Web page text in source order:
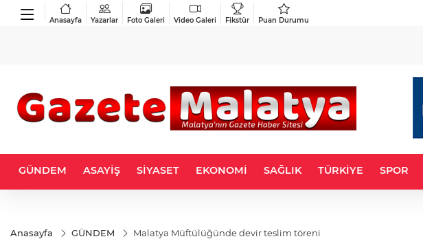
Anasayfa Yazarlar Foto Galeri Video Galeri Fikstür Puan Durumu
GÜNDEM ASAYİŞ SİYASET EKONOMİ SAĞLIK TÜRKİYE SPOR
Anasayfa GÜNDEM Malatya Müftülüğünde devir teslim töreni